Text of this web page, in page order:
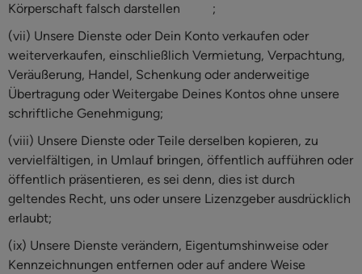
Körperschaft falsch darstellen ;
(vii) Unsere Dienste oder Dein Konto verkaufen oder
weiterverkaufen, einschließlich Vermietung, Verpachtung,
Veräußerung, Handel, Schenkung oder anderweitige
Übertragung oder Weitergabe Deines Kontos ohne unsere
schriftliche Genehmigung;
(viii) Unsere Dienste oder Teile derselben kopieren, zu
vervielfältigen, in Umlauf bringen, öffentlich aufführen oder
öffentlich präsentieren, es sei denn, dies ist durch
geltendes Recht, uns oder unsere Lizenzgeber ausdrücklich
erlaubt;
(ix) Unsere Dienste verändern, Eigentumshinweise oder
Kennzeichnungen entfernen oder auf andere Weise